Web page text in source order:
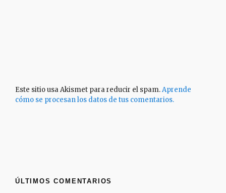
Este sitio usa Akismet para reducir el spam.Aprende
cómo se procesan los datos de tus comentarios.
ÚLTIMOS COMENTARIOS